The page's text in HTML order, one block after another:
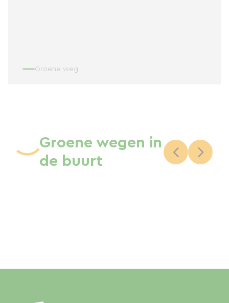
Groene weg
Groene wegen in
de buurt